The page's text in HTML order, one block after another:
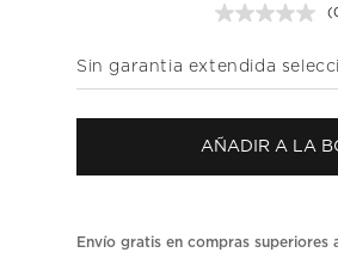
Sin garantia extendida
AÑADIR A LA
Envío gratis en compras superiores